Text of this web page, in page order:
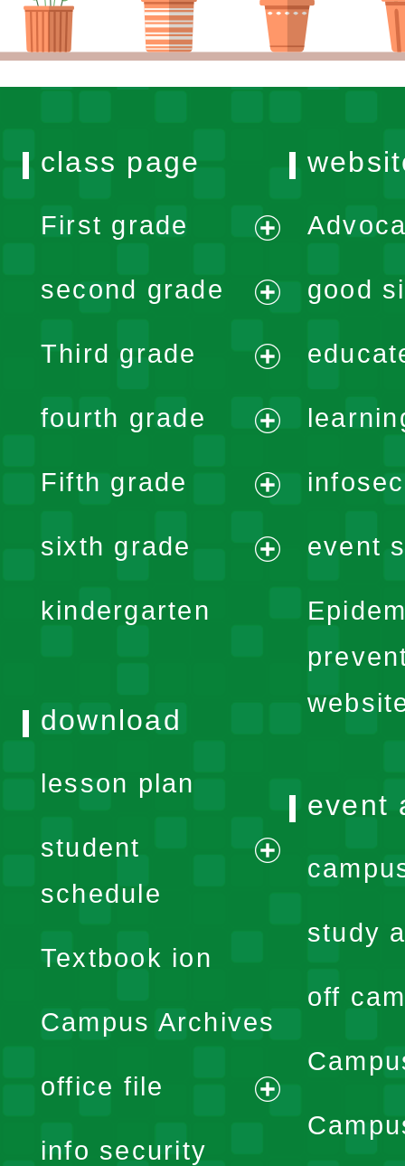
class page
First grade
menu
second grade
menu
Third grade
menu
fourth grade
menu
Fifth grade
menu
sixth grade
kindergarten
good
event
download
lesson plan
student
schedule
expand
menu
Textbook ion
Campus Archives
office file
expand
info security
event
study
off